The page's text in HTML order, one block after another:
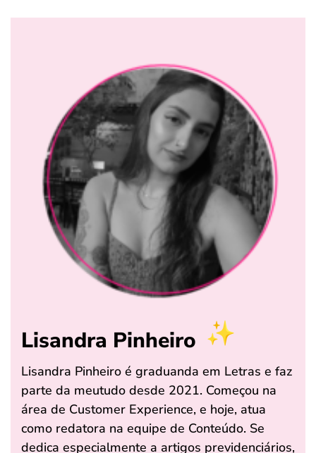
Lisandra Pinheiro
Lisandra Pinheiro é graduanda em Letras e faz
parte da meutudo desde 2021. Começou na
área de Customer Experience, e hoje, atua
como redatora na equipe de Conteúdo. Se
dedica especialmente a artigos previdenciários,